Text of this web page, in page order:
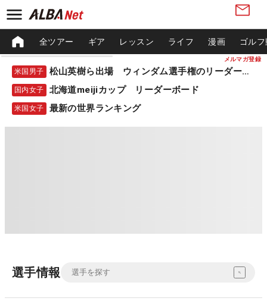
メルマガ登録
全ツアー ギア レッスン ライフ 漫画 ゴル
米国男子 松山英樹ら出場 ウィンダム選手権のリーダーボード
国内女子 北海道meijiカップ リーダーボード
米国女子 最新の世界ランキング
選手情報